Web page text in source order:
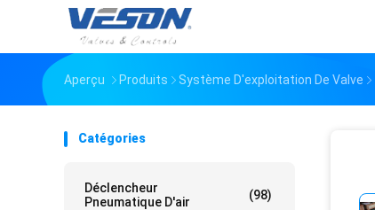
Aperçu Produits Système D'exploitation De Valve
Catégories
Déclencheur
Pneumatique D'air
(98)